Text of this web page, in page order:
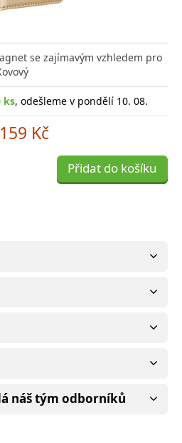
se zajímavým vzhledem pro
ks, odešleme v pondělí 10. 08.
159 Kč
Přidat do košíku
náš tým odborníků